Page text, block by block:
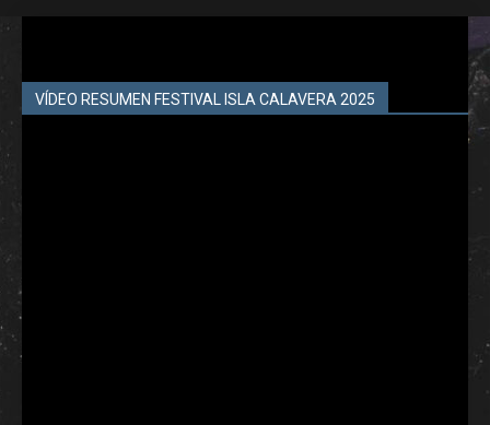
VÍDEO RESUMEN FESTIVAL ISLA CALAVERA 2025